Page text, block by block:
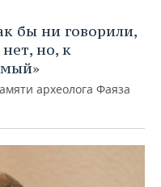
бы ни говорили,
но, к
археолога Фаяза